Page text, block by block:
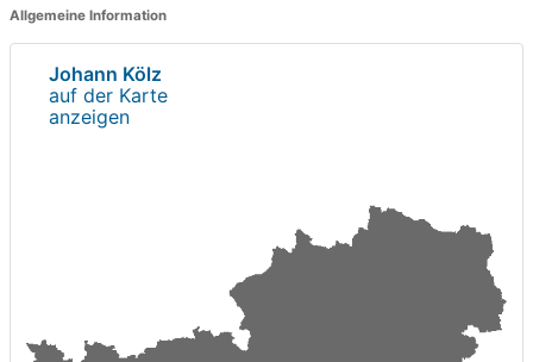
Allgemeine Information
Johann Kölz
auf der Karte
anzeigen